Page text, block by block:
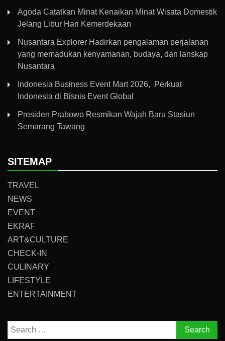
Agoda Catatkan Minat Kenaikan Minat Wisata Domestik
Jelang Libur Hari Kemerdekaan
Nusantara Explorer Hadirkan pengalaman perjalanan
yang memadukan kenyamanan, budaya, dan lanskap
Nusantara
Indonesia Business Event Mart 2026, Perkuat
Indonesia di Bisnis Event Global
Presiden Prabowo Resmikan Wajah Baru Stasiun
Semarang Tawang
SITEMAP
TRAVEL
NEWS
EVENT
EKRAF
ART&CULTURE
CHECK-IN
CULINARY
LIFESTYLE
ENTERTAINMENT
Search